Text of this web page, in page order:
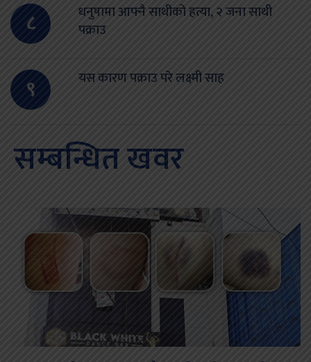
८
धनुषामा आफ्नै साथीको हत्या, २ जना साथी
पक्राउ
९ यस कारण पक्राउ परे लक्ष्मी साह
सम्बन्धित खवर